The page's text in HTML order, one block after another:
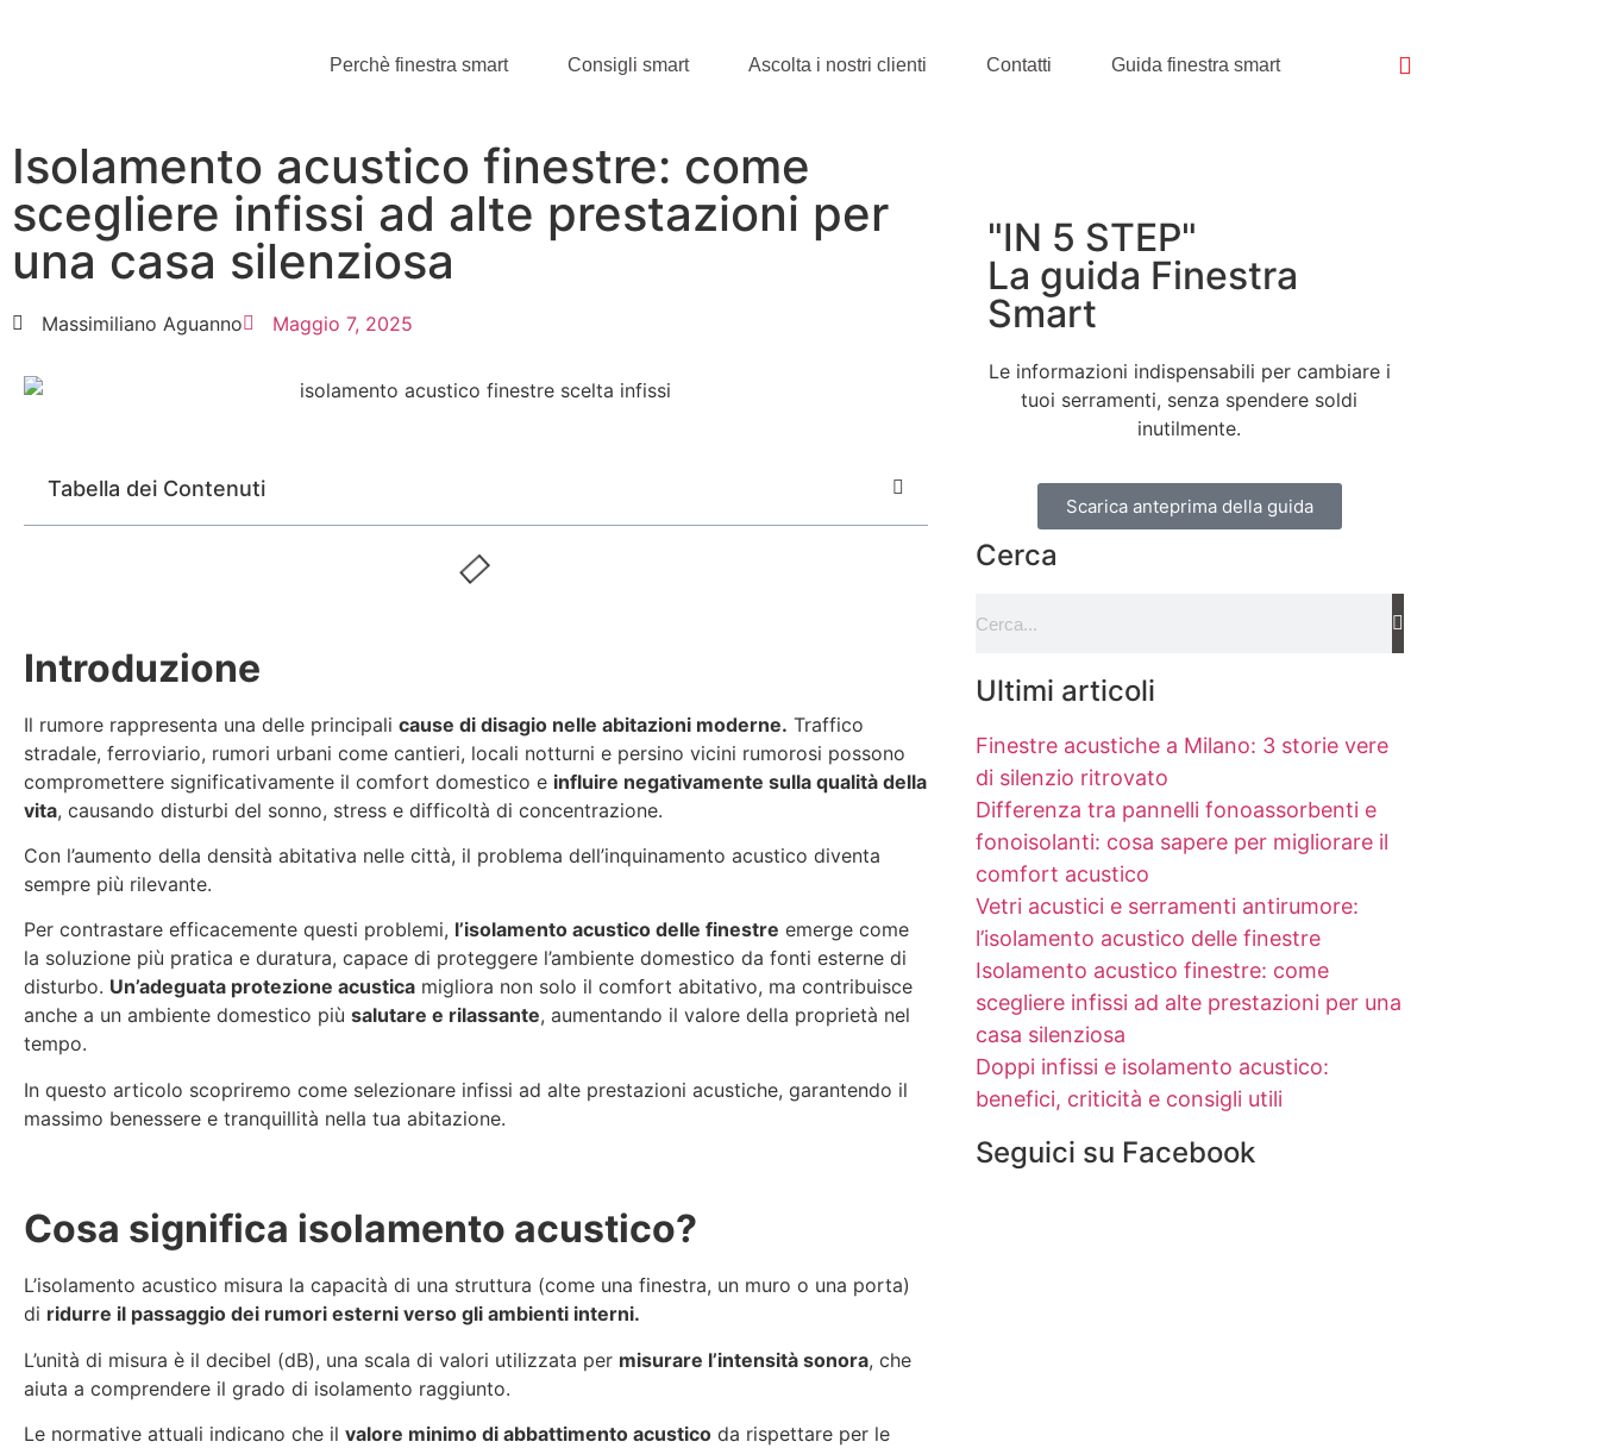
Perchè finestra smart Consigli smart Ascolta i nostri clienti Contatti Guida finestra smart
Isolamento acustico finestre: come
scegliere infissi ad alte prestazioni per
una casa silenziosa
Massimiliano Aguanno Maggio 7, 2025
Tabella dei Contenuti
Introduzione
Il rumore rappresenta una delle principali cause di disagio nelle abitazioni moderne. Traffico
stradale, ferroviario, rumori urbani come cantieri, locali notturni e persino vicini rumorosi possono
compromettere significativamente il comfort domestico e influire negativamente sulla qualità della
vita, causando disturbi del sonno, stress e difficoltà di concentrazione.
Con l’aumento della densità abitativa nelle città, il problema dell’inquinamento acustico diventa
sempre più rilevante.
Per contrastare efficacemente questi problemi, l’isolamento acustico delle finestre emerge come
la soluzione più pratica e duratura, capace di proteggere l’ambiente domestico da fonti esterne di
disturbo. Un’adeguata protezione acustica migliora non solo il comfort abitativo, ma contribuisce
anche a un ambiente domestico più salutare e rilassante, aumentando il valore della proprietà nel
tempo.
In questo articolo scopriremo come selezionare infissi ad alte prestazioni acustiche, garantendo il
massimo benessere e tranquillità nella tua abitazione.
Cosa significa isolamento acustico?
L’isolamento acustico misura la capacità di una struttura (come una finestra, un muro o una porta)
di ridurre il passaggio dei rumori esterni verso gli ambienti interni.
L’unità di misura è il decibel (dB), una scala di valori utilizzata per misurare l’intensità sonora, che
aiuta a comprendere il grado di isolamento raggiunto.
Le normative attuali indicano che il valore minimo di abbattimento acustico da rispettare per le
"IN 5 STEP"
La guida Finestra
Smart
Le informazioni indispensabili per cambiare i
tuoi serramenti, senza spendere soldi
inutilmente.
Scarica anteprima della guida
Cerca
Ultimi articoli
Finestre acustiche a Milano: 3 storie vere
di silenzio ritrovato
Differenza tra pannelli fonoassorbenti e
fonoisolanti: cosa sapere per migliorare il
comfort acustico
Vetri acustici e serramenti antirumore:
l’isolamento acustico delle finestre
Isolamento acustico finestre: come
scegliere infissi ad alte prestazioni per una
casa silenziosa
Doppi infissi e isolamento acustico:
benefici, criticità e consigli utili
Seguici su Facebook